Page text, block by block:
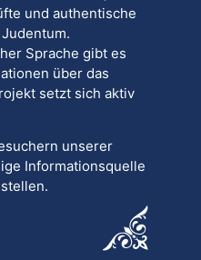
und authentische
Sprache gibt es
über das
setzt sich aktiv
unserer
Informationsquelle